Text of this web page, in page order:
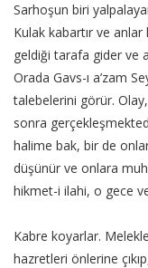
Sarhoşun biri
Kulak kabartır ve
geldiği tarafa gider ve
Orada Gavs-ı a’zam
talebelerini görür.
sonra
halime bak, bir de
düşünür ve onlara
hikmet-i ilahi, o gece
Kabre koyarlar.
hazretleri önlerine